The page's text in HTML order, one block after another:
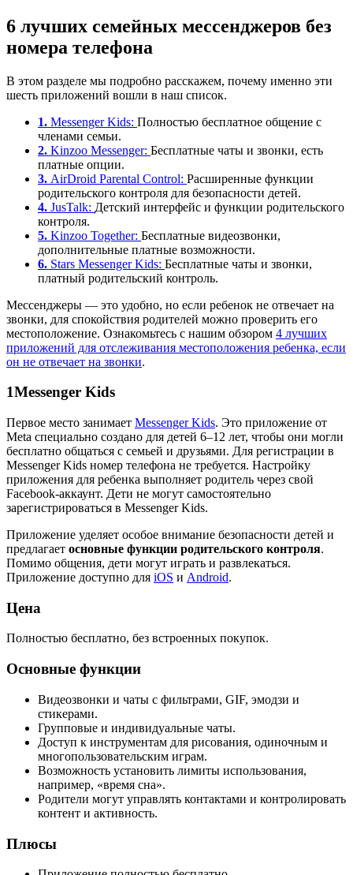
6 лучших семейных мессенджеров без
номера телефона
В этом разделе мы подробно расскажем, почему именно эти
шесть приложений вошли в наш список.
1. Messenger Kids: Полностью бесплатное общение с
членами семьи.
2. Kinzoo Messenger: Бесплатные чаты и звонки, есть
платные опции.
3. AirDroid Parental Control: Расширенные функции
родительского контроля для безопасности детей.
4. JusTalk: Детский интерфейс и функции родительского
контроля.
5. Kinzoo Together: Бесплатные видеозвонки,
дополнительные платные возможности.
6. Stars Messenger Kids: Бесплатные чаты и звонки,
платный родительский контроль.
Мессенджеры — это удобно, но если ребенок не отвечает на
звонки, для спокойствия родителей можно проверить его
местоположение. Ознакомьтесь с нашим обзором 4 лучших
приложений для отслеживания местоположения ребенка, если
он не отвечает на звонки.
1Messenger Kids
Первое место занимает Messenger Kids. Это приложение от
Meta специально создано для детей 6–12 лет, чтобы они могли
бесплатно общаться с семьей и друзьями. Для регистрации в
Messenger Kids номер телефона не требуется. Настройку
приложения для ребенка выполняет родитель через свой
Facebook-аккаунт. Дети не могут самостоятельно
зарегистрироваться в Messenger Kids.
Приложение уделяет особое внимание безопасности детей и
предлагает основные функции родительского контроля.
Помимо общения, дети могут играть и развлекаться.
Приложение доступно для iOS и Android.
Цена
Полностью бесплатно, без встроенных покупок.
Основные функции
Видеозвонки и чаты с фильтрами, GIF, эмодзи и
стикерами.
Групповые и индивидуальные чаты.
Доступ к инструментам для рисования, одиночным и
многопользовательским играм.
Возможность установить лимиты использования,
например, «время сна».
Родители могут управлять контактами и контролировать
контент и активность.
Плюсы